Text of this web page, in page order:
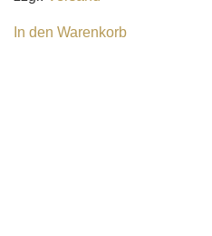
In den Warenkorb